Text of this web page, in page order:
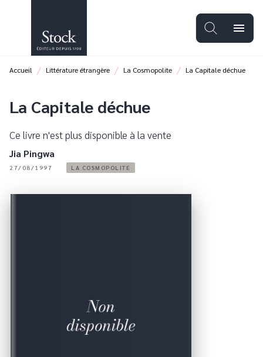
PIED DE PAGE
menu
Accueil / Littérature étrangère / La Cosmopolite / La Capitale déchue
La Capitale déchue
Ce livre n'est plus disponible à la vente
Jia Pingwa
27/08/1997 LA COSMOPOLITE